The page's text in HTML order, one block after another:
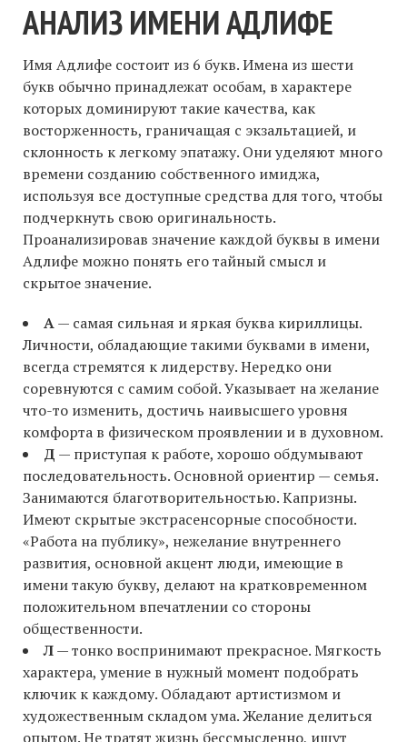
АНАЛИЗ ИМЕНИ АДЛИФЕ
Имя Адлифе состоит из 6 букв. Имена из шести
букв обычно принадлежат особам, в характере
которых доминируют такие качества, как
восторженность, граничащая с экзальтацией, и
склонность к легкому эпатажу. Они уделяют много
времени созданию собственного имиджа,
используя все доступные средства для того, чтобы
подчеркнуть свою оригинальность.
Проанализировав значение каждой буквы в имени
Адлифе можно понять его тайный смысл и
скрытое значение.
А— самая сильная и яркая буква кириллицы.
Личности, обладающие такими буквами в имени,
всегда стремятся к лидерству. Нередко они
соревнуются с самим собой. Указывает на желание
что-то изменить, достичь наивысшего уровня
комфорта в физическом проявлении и в духовном.
Д — приступая к работе, хорошо обдумывают
последовательность. Основной ориентир — семья.
Занимаются благотворительностью. Капризны.
Имеют скрытые экстрасенсорные способности.
«Работа на публику», нежелание внутреннего
развития, основной акцент люди, имеющие в
имени такую букву, делают на кратковременном
положительном впечатлении со стороны
общественности.
Л— тонко воспринимают прекрасное. Мягкость
характера, умение в нужный момент подобрать
ключик к каждому. Обладают артистизмом и
художественным складом ума. Желание делиться
опытом. Не тратят жизнь бессмысленно, ищут